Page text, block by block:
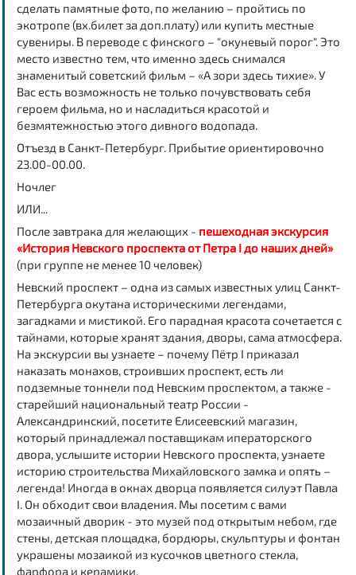
сделать памятные фото, по желанию – пройтись по
экотропе (вх.билет за доп.плату) или купить местные
сувениры. В переводе с финского – "окуневый порог". Это
место известно тем, что именно здесь снимался
знаменитый советский фильм – «А зори здесь тихие». У
Вас есть возможность не только почувствовать себя
героем фильма, но и насладиться красотой и
безмятежностью этого дивного водопада.
Отъезд в Санкт-Петербург. Прибытие ориентировочно
23.00-00.00.
Ночлег
ИЛИ...
После завтрака для желающих - пешеходная экскурсия
«История Невского проспекта от Петра I до наших дней»
(при группе не менее 10 человек)
Невский проспект – одна из самых известных улиц Санкт-
Петербурга окутана историческими легендами,
загадками и мистикой. Его парадная красота сочетается с
тайнами, которые хранят здания, дворы, сама атмосфера.
На экскурсии вы узнаете – почему Пётр I приказал
наказать монахов, строивших проспект, есть ли
подземные тоннели под Невским проспектом, а также -
старейший национальный театр России -
Александринский, посетите Елисеевский магазин,
который принадлежал поставщикам иператорского
двора, услышите истории Невского проспекта, узнаете
историю строительства Михайловского замка и опять –
легенда! Иногда в окнах дворца появляется силуэт Павла
I. Он обходит свои владения. Мы посетим с вами
мозаичный дворик - это музей под открытым небом, где
стены, детская площадка, бордюры, скульптуры и фонтан
украшены мозаикой из кусочков цветного стекла,
фарфора и керамики.